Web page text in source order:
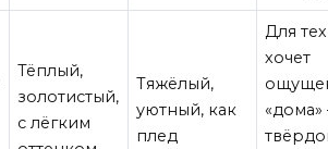
Тёплый,
золотистый,
с лёгким
Тяжёлый,
уютный, как
плед
Для
хочет